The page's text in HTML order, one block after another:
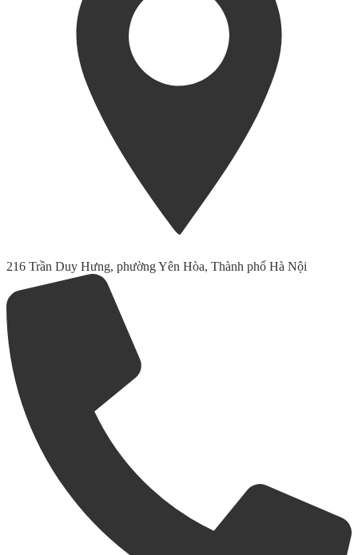
216 Trần Duy Hưng, phường Yên Hòa, Thành phố Hà Nội